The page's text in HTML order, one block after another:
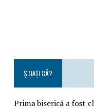
ȘTIAȚI CĂ?
Prima biserică a fost